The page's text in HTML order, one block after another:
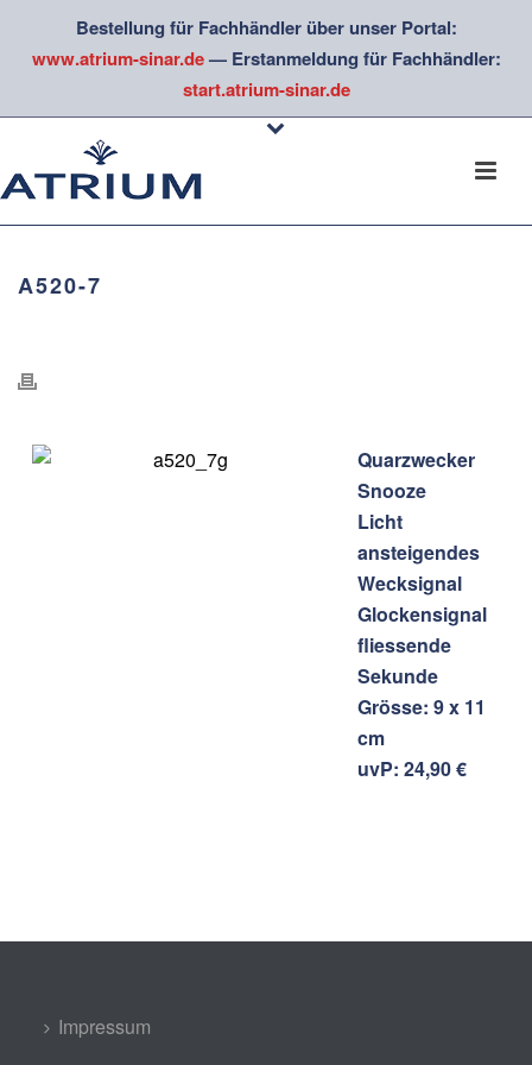
Bestellung für Fachhändler über unser Portal:
www.atrium-sinar.de— Erstanmeldung für Fachhändler:
start.atrium-sinar.de
A520-7
Quarzwecker
Snooze
Licht
ansteigendes
Wecksignal
Glockensignal
fliessende
Sekunde
Grösse: 9 x 11
cm
uvP: 24,90 €
Impressum